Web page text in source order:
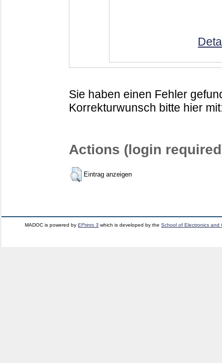
Sie haben einen Fehler
Korrekturwunsch bitte hier
Actions (login
Eintrag anzeigen
MADOC is powered byEPrints 3 which is developed by theSchool of Electronics and